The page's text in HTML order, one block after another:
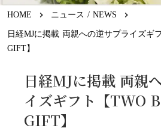
HOME keyboard_arrow_right ニュース / NEWS keyboard_arrow_right
日経MJに掲載 両親への逆サプライズギ
GIFT】
日経MJに掲載 両親
イズギフト【TWO
GIFT】